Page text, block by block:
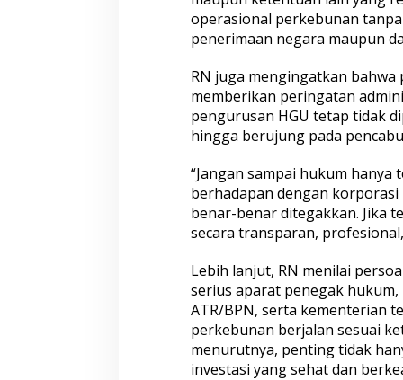
m
operasional perkebunan
penerimaan negara maupun
RN juga mengingatkan
memberikan peringatan
pengurusan HGU tetap tidak
hingga berujung pada
“Jangan sampai hukum
berhadapan dengan
benar-benar ditegakkan. Jika
secara transparan,
Lebih lanjut, RN menilai
serius aparat penegak
ATR/BPN, serta kementerian
perkebunan berjalan sesuai
menurutnya, penting tidak
investasi yang sehat dan